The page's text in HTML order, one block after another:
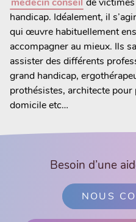
handicap. Idéalement, il
qui œuvre habituellement
accompagner au mieux. Ils
assister des différents
grand handicap,
prothésistes, architecte pour
domicile etc…
Besoin d’une
NOUS